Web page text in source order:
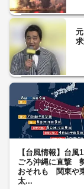
【台風情報】台風
ごろ沖縄に直撃
おそれも 関東や
太...